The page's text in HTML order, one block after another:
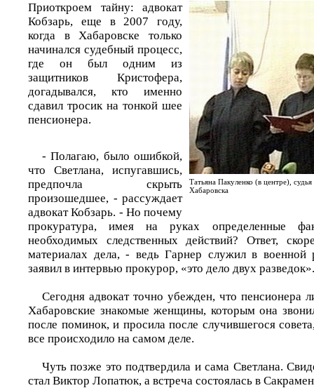
Татьяна Пакуленко (в центре),
Хабаровска
Приоткроем тайну: адвокат
Кобзарь, еще в 2007 году,
когда в Хабаровске только
начинался судебный процесс,
где он был одним из
защитников Кристофера,
догадывался, кто именно
сдавил тросик на тонкой шее
пенсионера.
- Полагаю, было ошибкой,
что Светлана, испугавшись,
предпочла скрыть
произошедшее, - рассуждает
адвокат Кобзарь. - Но почему
прокуратура, имея на руках определенные
необходимых следственных действий? Ответ,
материалах дела, - ведь Гарнер служил в
заявил в интервью прокурор, «это дело двух разведок».
Сегодня адвокат точно убежден, что пенсионера
Хабаровские знакомые женщины, которым она
после поминок, и просила после случившегося
все происходило на самом деле.
Чуть позже это подтвердила и сама Светлана.
стал Виктор Лопатюк, а встреча состоялась в